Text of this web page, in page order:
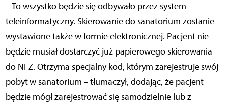
– To wszystko będzie się odbywało przez system
teleinformatyczny. Skierowanie do sanatorium zostanie
wystawione także w formie elektronicznej. Pacjent nie
będzie musiał dostarczyć już papierowego skierowania
do NFZ. Otrzyma specjalny kod, którym zarejestruje swój
pobyt w sanatorium – tłumaczył, dodając, że pacjent
będzie mógł zarejestrować się samodzielnie lub z